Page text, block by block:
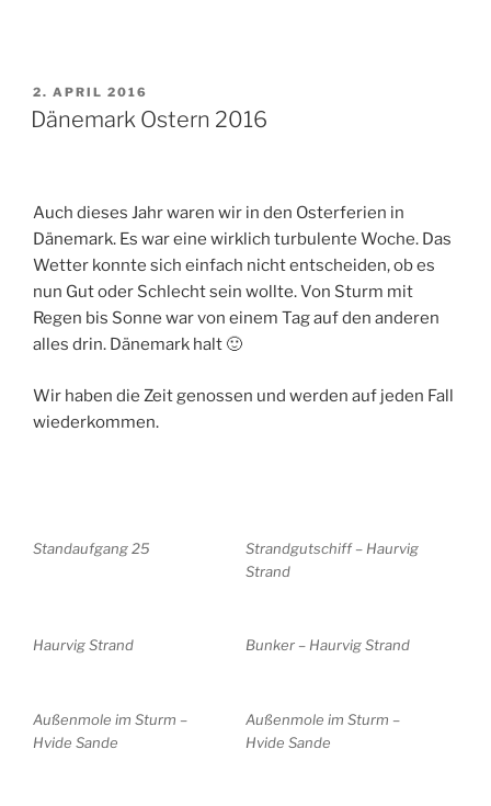
VERÖFFENTLICHT
AM
2. APRIL 2016
Dänemark Ostern 2016
Auch dieses Jahr waren wir in den Osterferien in
Dänemark. Es war eine wirklich turbulente Woche. Das
Wetter konnte sich einfach nicht entscheiden, ob es
nun Gut oder Schlecht sein wollte. Von Sturm mit
Regen bis Sonne war von einem Tag auf den anderen
alles drin. Dänemark halt 🙂
Wir haben die Zeit genossen und werden auf jeden Fall
wiederkommen.
Standaufgang 25
Strandgutschiff – Haurvig
Strand
Haurvig Strand Bunker – Haurvig Strand
Außenmole im Sturm –
Hvide Sande
Außenmole im Sturm –
Hvide Sande